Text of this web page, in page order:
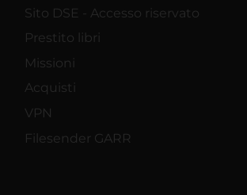
Sito DSE - Accesso riservato
Prestito libri
Missioni
Acquisti
VPN
Filesender GARR